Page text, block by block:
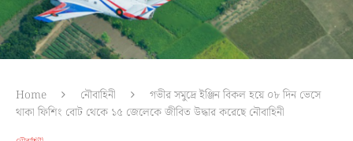
Home নৌবাহিনী
গভীর সমুদ্রে ইঞ্জিন বিকল হয়ে ০৮ দিন ভেসে
থাকা ফিশিং বোট থেকে ১৫ জেলেকে জীবিত উদ্ধার করেছে নৌবাহিনী